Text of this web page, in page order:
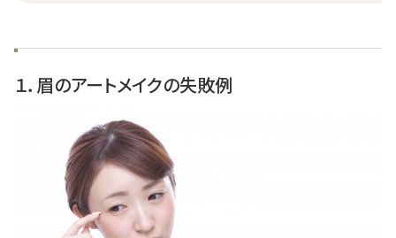
１．眉のアートメイクの失敗例